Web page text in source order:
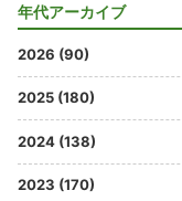
年代アーカイブ
2026 (90)
2025 (180)
2024 (138)
2023 (170)